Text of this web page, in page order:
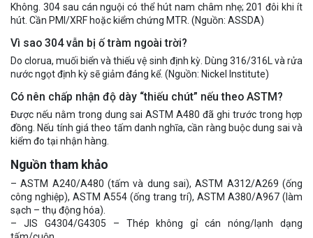
Không. 304 sau cán nguội có thể hút nam châm nhẹ; 201 đôi khi ít
hút. Cần PMI/XRF hoặc kiểm chứng MTR. (Nguồn: ASSDA)
Vì sao 304 vẫn bị ố tràm ngoài trời?
Do clorua, muối biển và thiếu vệ sinh định kỳ. Dùng 316/316L và rửa
nước ngọt định kỳ sẽ giảm đáng kể. (Nguồn: Nickel Institute)
Có nên chấp nhận độ dày “thiếu chút” nếu theo ASTM?
Được nếu nằm trong dung sai ASTM A480 đã ghi trước trong hợp
đồng. Nếu tính giá theo tấm danh nghĩa, cần ràng buộc dung sai và
kiểm đo tại nhận hàng.
Nguồn tham khảo
– ASTM A240/A480 (tấm và dung sai), ASTM A312/A269 (ống
công nghiệp), ASTM A554 (ống trang trí), ASTM A380/A967 (làm
sạch – thụ động hóa).
– JIS G4304/G4305 – Thép không gỉ cán nóng/lạnh dạng